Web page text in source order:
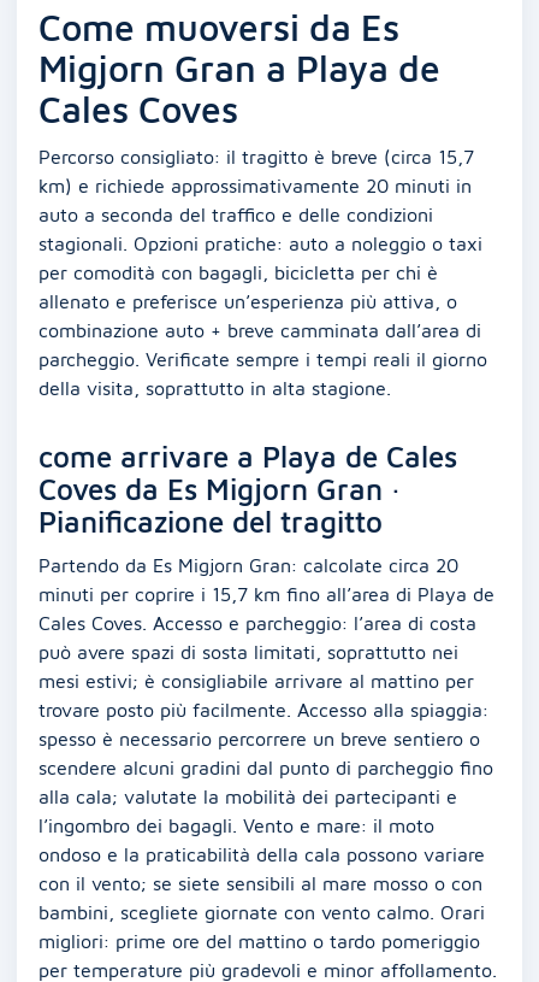
Come muoversi da Es
Migjorn Gran a Playa de
Cales Coves
Percorso consigliato: il tragitto è breve (circa 15,7
km) e richiede approssimativamente 20 minuti in
auto a seconda del traffico e delle condizioni
stagionali. Opzioni pratiche: auto a noleggio o taxi
per comodità con bagagli, bicicletta per chi è
allenato e preferisce un’esperienza più attiva, o
combinazione auto + breve camminata dall’area di
parcheggio. Verificate sempre i tempi reali il giorno
della visita, soprattutto in alta stagione.
come arrivare a Playa de Cales
Coves da Es Migjorn Gran ·
Pianificazione del tragitto
Partendo da Es Migjorn Gran: calcolate circa 20
minuti per coprire i 15,7 km fino all’area di Playa de
Cales Coves. Accesso e parcheggio: l’area di costa
può avere spazi di sosta limitati, soprattutto nei
mesi estivi; è consigliabile arrivare al mattino per
trovare posto più facilmente. Accesso alla spiaggia:
spesso è necessario percorrere un breve sentiero o
scendere alcuni gradini dal punto di parcheggio fino
alla cala; valutate la mobilità dei partecipanti e
l’ingombro dei bagagli. Vento e mare: il moto
ondoso e la praticabilità della cala possono variare
con il vento; se siete sensibili al mare mosso o con
bambini, scegliete giornate con vento calmo. Orari
migliori: prime ore del mattino o tardo pomeriggio
per temperature più gradevoli e minor affollamento.